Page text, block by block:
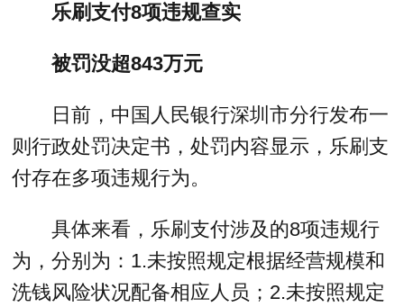
乐刷支付8项违规查实
被罚没超843万元
日前，中国人民银行深圳市分行发布一
则行政处罚决定书，处罚内容显示，乐刷支
付存在多项违规行为。
具体来看，乐刷支付涉及的8项违规行
为，分别为：1.未按照规定根据经营规模和
洗钱风险状况配备相应人员；2.未按照规定